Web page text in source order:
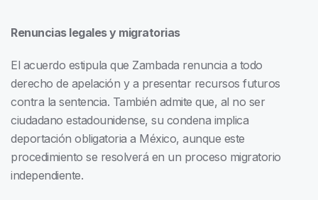
Renuncias legales y migratorias
El acuerdo estipula que Zambada renuncia a todo
derecho de apelación y a presentar recursos futuros
contra la sentencia. También admite que, al no ser
ciudadano estadounidense, su condena implica
deportación obligatoria a México, aunque este
procedimiento se resolverá en un proceso migratorio
independiente.